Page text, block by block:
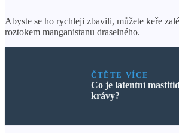
Abyste se ho rychleji zbavili, můžete keře
roztokem manganistanu draselného.
ČTĚTE VÍCE
Co je latentní
krávy?